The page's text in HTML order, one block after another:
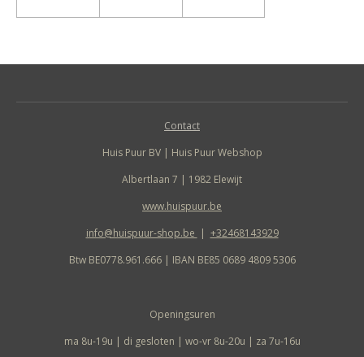
Contact
Huis Puur BV | Huis Puur Webshop
Albertlaan 7 | 1982 Elewijt
www.huispuur.be
info@huispuur-shop.be | +32468143929
Btw BE0778.961.666 | IBAN BE85 0689 4809 5306
Openingsuren
ma 8u-19u | di gesloten | wo-vr 8u-20u | za 7u-16u